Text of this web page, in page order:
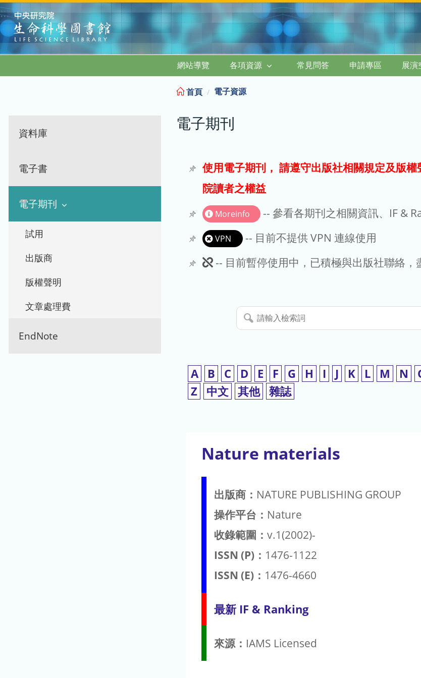
:::
網站導覽 各項資源 常見問答 申請專區 展演
資料庫
電子書
電子期刊
試用
出版商
版權聲明
文章處理費
EndNote
首頁 電子資源
電子期刊
使用電子期刊， 請遵守出版社相關規定及版
院讀者之權益
Moreinfo -- 參看各期刊之相關資訊、IF &
VPN
-- 目前不提供 VPN 連線使用
此
使
用
-- 目前暫停使用中，已積極與出版社聯絡，
請
輸
索
詞
A B C D E F G H I J K L M N
Z
中文 其他 雜誌
Nature materials
出版商： NATURE PUBLISHING GROUP
操作平台： Nature
收錄範圍： v.1(2002)-
ISSN (P)： 1476-1122
ISSN (E)： 1476-4660
最新 IF & Ranking
來源： IAMS Licensed